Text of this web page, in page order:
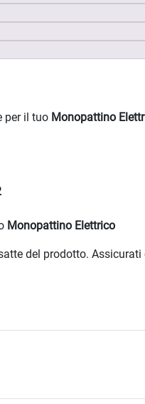
per il tuo Monopattino
Monopattino Elettrico
del prodotto.